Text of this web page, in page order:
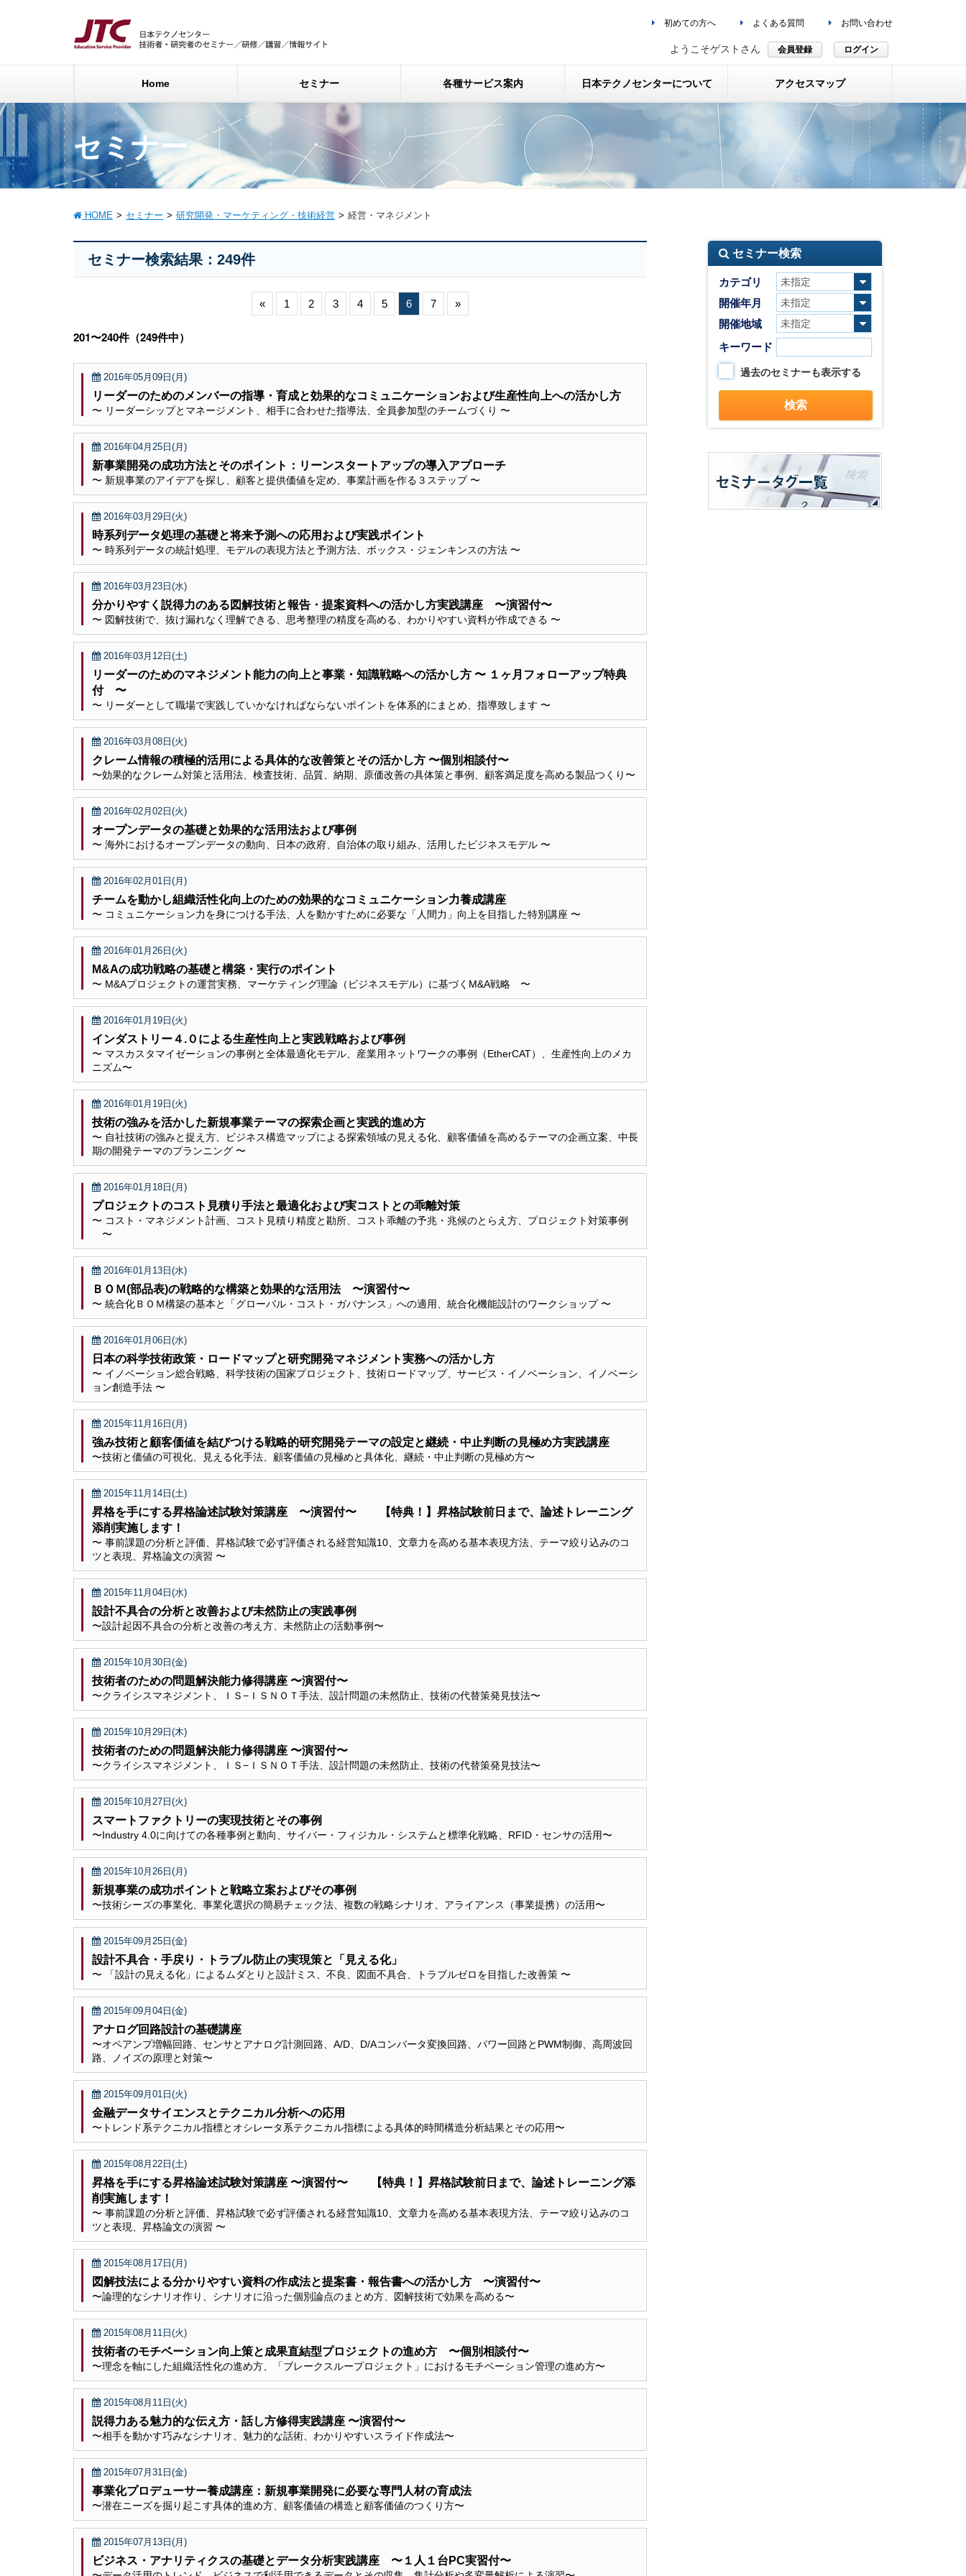
初めての方へ よくある質問 お問い合わせ
ようこそゲストさん 会員登録 ログイン
Home セミナー 各種サービス案内 日本テクノセンターについて アクセスマップ
セミナー
HOME セミナー 研究開発・マーケティング・技術経営 経営・マネジメント
セミナー検索結果：249件
« 1 2 3 4 5 6 7 »
201〜240件（249件中）
2016年05月09日(月)
リーダーのためのメンバーの指導・育成と効果的なコミュニケーションおよび生産性向上への活かし方
〜 リーダーシップとマネージメント、相手に合わせた指導法、全員参加型のチームづくり 〜
2016年04月25日(月)
新事業開発の成功方法とそのポイント：リーンスタートアップの導入アプローチ
〜 新規事業のアイデアを探し、顧客と提供価値を定め、事業計画を作る３ステップ 〜
2016年03月29日(火)
時系列データ処理の基礎と将来予測への応用および実践ポイント
〜 時系列データの統計処理、モデルの表現方法と予測方法、ボックス・ジェンキンスの方法 〜
2016年03月23日(水)
分かりやすく説得力のある図解技術と報告・提案資料への活かし方実践講座 〜演習付〜
〜 図解技術で、抜け漏れなく理解できる、思考整理の精度を高める、わかりやすい資料が作成できる 〜
2016年03月12日(土)
リーダーのためのマネジメント能力の向上と事業・知識戦略への活かし方 〜 １ヶ月フォローアップ特典
付 〜
〜 リーダーとして職場で実践していかなければならないポイントを体系的にまとめ、指導致します 〜
2016年03月08日(火)
クレーム情報の積極的活用による具体的な改善策とその活かし方 〜個別相談付〜
〜効果的なクレーム対策と活用法、検査技術、品質、納期、原価改善の具体策と事例、顧客満足度を高める製品つくり〜
2016年02月02日(火)
オープンデータの基礎と効果的な活用法および事例
〜 海外におけるオープンデータの動向、日本の政府、自治体の取り組み、活用したビジネスモデル 〜
2016年02月01日(月)
チームを動かし組織活性化向上のための効果的なコミュニケーション力養成講座
〜 コミュニケーション力を身につける手法、人を動かすために必要な「人間力」向上を目指した特別講座 〜
2016年01月26日(火)
M&Aの成功戦略の基礎と構築・実行のポイント
〜 M&Aプロジェクトの運営実務、マーケティング理論（ビジネスモデル）に基づくM&A戦略 〜
2016年01月19日(火)
インダストリー４.０による生産性向上と実践戦略および事例
〜 マスカスタマイゼーションの事例と全体最適化モデル、産業用ネットワークの事例（EtherCAT）、生産性向上のメカ
ニズム〜
2016年01月19日(火)
技術の強みを活かした新規事業テーマの探索企画と実践的進め方
〜 自社技術の強みと捉え方、ビジネス構造マップによる探索領域の見える化、顧客価値を高めるテーマの企画立案、中長
期の開発テーマのプランニング 〜
2016年01月18日(月)
プロジェクトのコスト見積り手法と最適化および実コストとの乖離対策
〜 コスト・マネジメント計画、コスト見積り精度と勘所、コスト乖離の予兆・兆候のとらえ方、プロジェクト対策事例
〜
2016年01月13日(水)
ＢＯＭ(部品表)の戦略的な構築と効果的な活用法 〜演習付〜
〜 統合化ＢＯＭ構築の基本と「グローバル・コスト・ガバナンス」への適用、統合化機能設計のワークショップ 〜
2016年01月06日(水)
日本の科学技術政策・ロードマップと研究開発マネジメント実務への活かし方
〜 イノベーション総合戦略、科学技術の国家プロジェクト、技術ロードマップ、サービス・イノベーション、イノベーシ
ョン創造手法 〜
2015年11月16日(月)
強み技術と顧客価値を結びつける戦略的研究開発テーマの設定と継続・中止判断の見極め方実践講座
〜技術と価値の可視化、見える化手法、顧客価値の見極めと具体化、継続・中止判断の見極め方〜
2015年11月14日(土)
昇格を手にする昇格論述試験対策講座 〜演習付〜 【特典！】昇格試験前日まで、論述トレーニング
添削実施します！
〜 事前課題の分析と評価、昇格試験で必ず評価される経営知識10、文章力を高める基本表現方法、テーマ絞り込みのコ
ツと表現、昇格論文の演習 〜
2015年11月04日(水)
設計不具合の分析と改善および未然防止の実践事例
〜設計起因不具合の分析と改善の考え方、未然防止の活動事例〜
2015年10月30日(金)
技術者のための問題解決能力修得講座 〜演習付〜
〜クライシスマネジメント、ＩＳ−ＩＳＮＯＴ手法、設計問題の未然防止、技術の代替策発見技法〜
2015年10月29日(木)
技術者のための問題解決能力修得講座 〜演習付〜
〜クライシスマネジメント、ＩＳ−ＩＳＮＯＴ手法、設計問題の未然防止、技術の代替策発見技法〜
2015年10月27日(火)
スマートファクトリーの実現技術とその事例
〜Industry 4.0に向けての各種事例と動向、サイバー・フィジカル・システムと標準化戦略、RFID・センサの活用〜
2015年10月26日(月)
新規事業の成功ポイントと戦略立案およびその事例
〜技術シーズの事業化、事業化選択の簡易チェック法、複数の戦略シナリオ、アライアンス（事業提携）の活用〜
2015年09月25日(金)
設計不具合・手戻り・トラブル防止の実現策と「見える化」
〜 「設計の見える化」によるムダとりと設計ミス、不良、図面不具合、トラブルゼロを目指した改善策 〜
2015年09月04日(金)
アナログ回路設計の基礎講座
〜オペアンプ増幅回路、センサとアナログ計測回路、A/D、D/Aコンバータ変換回路、パワー回路とPWM制御、高周波回
路、ノイズの原理と対策〜
2015年09月01日(火)
金融データサイエンスとテクニカル分析への応用
〜トレンド系テクニカル指標とオシレータ系テクニカル指標による具体的時間構造分析結果とその応用〜
2015年08月22日(土)
昇格を手にする昇格論述試験対策講座 〜演習付〜 【特典！】昇格試験前日まで、論述トレーニング添
削実施します！
〜 事前課題の分析と評価、昇格試験で必ず評価される経営知識10、文章力を高める基本表現方法、テーマ絞り込みのコ
ツと表現、昇格論文の演習 〜
2015年08月17日(月)
図解技法による分かりやすい資料の作成法と提案書・報告書への活かし方 〜演習付〜
〜論理的なシナリオ作り、シナリオに沿った個別論点のまとめ方、図解技術で効果を高める〜
2015年08月11日(火)
技術者のモチベーション向上策と成果直結型プロジェクトの進め方 〜個別相談付〜
〜理念を軸にした組織活性化の進め方、「ブレークスループロジェクト」におけるモチベーション管理の進め方〜
2015年08月11日(火)
説得力ある魅力的な伝え方・話し方修得実践講座 〜演習付〜
〜相手を動かす巧みなシナリオ、魅力的な話術、わかりやすいスライド作成法〜
2015年07月31日(金)
事業化プロデューサー養成講座：新規事業開発に必要な専門人材の育成法
〜潜在ニーズを掘り起こす具体的進め方、顧客価値の構造と顧客価値のつくり方〜
2015年07月13日(月)
ビジネス・アナリティクスの基礎とデータ分析実践講座 〜１人１台PC実習付〜
セミナー検索
カテゴリ
開催年月
開催地域
キーワード
過去のセミナーも表示する